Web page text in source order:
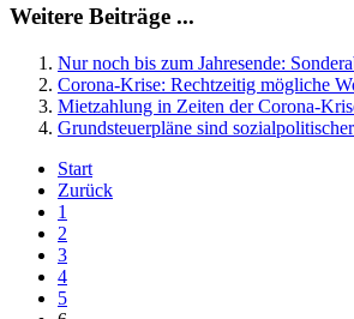
Weitere Beiträge ...
Nur noch bis zum Jahresende:
Corona-Krise: Rechtzeitig mögliche
Mietzahlung in Zeiten der Corona-
Grundsteuerpläne sind
Start
Zurück
1
2
3
4
5